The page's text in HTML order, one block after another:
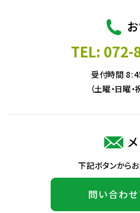
TEL: 072-
受付時間
（土曜・日曜・
下記ボタンからお
問い合わ